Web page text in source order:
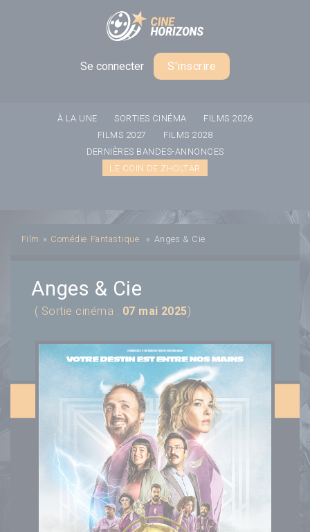
Se connecter S'inscrire
À LA UNE SORTIES CINÉMA
FILMS 2026
FILMS 2027
FILMS 2028
DERNIÈRES BANDES-ANNONCES
LE COIN DE ZHOLTAR
Film » Comédie Fantastique » Anges & Cie
Anges & Cie
( Sortie cinéma : 07 mai 2025)
Panneau de gestion des cookies